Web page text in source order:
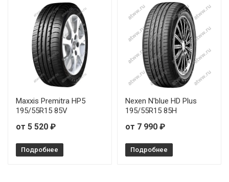
Maxxis Premitra HP5
195/55R15 85V
от 5 520 ₽
Подробнее
Nexen N'blue HD Plus
195/55R15 85H
от 7 990 ₽
Подробнее